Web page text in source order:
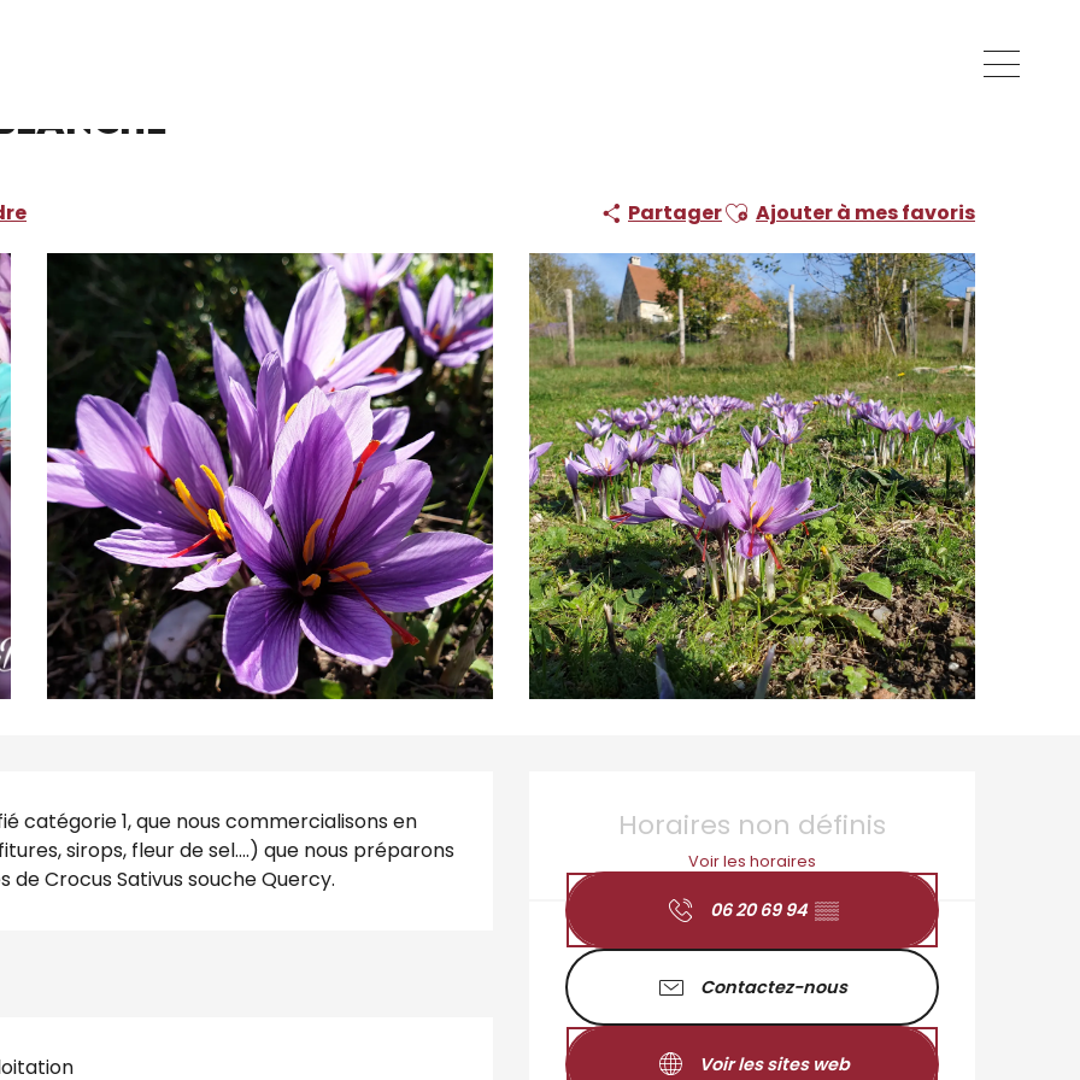
PartagerAjouter aux favoris
Ajouter à mes favoris
Ouverture et
Horaires non définis
Voir les horaires
06 20 69 94 ▒▒
Contactez-nous
Voir les sites web
catégorie 1, que nous commercialisons en
sirops, fleur de sel....) que nous préparons
de Crocus Sativus souche Quercy.